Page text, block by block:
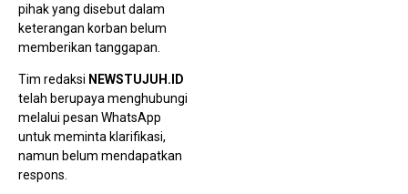
pihak yang disebut dalam
keterangan korban belum
memberikan tanggapan.
Tim redaksi NEWSTUJUH.ID
telah berupaya menghubungi
melalui pesan WhatsApp
untuk meminta klarifikasi,
namun belum mendapatkan
respons.